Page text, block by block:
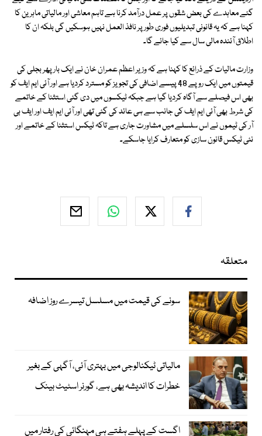
گئے معاہدے کی بعض شقوں پر عمل درآمد کرنا ہے تاہم معاشی اور مالیاتی ماہرین کا
کہنا ہے کہ یہ قانونی تبدیلیوں فوری طور پر نافذ العمل نہیں ہوسکیں گی بلکہ ان کا
اطلاق آئندہ مالی سال سے کیا جائے گا۔
وزارت مالیات کے ذرائع کا کہنا ہے کہ وزیر اعظم عمران خان نے ایک بار پھر بجلی کی
قیمتوں میں ایک روپے 48 پیسے اضافی کی تجویز کو مسترد کردیا ہے اور آئی ایم ایف کو
بھی اس فیصلے سے آگاہ کردیا گیا ہے جبکہ ٹیکسوں میں دی گئی استثنا کے خاتمے
کی شرط بھی آئی ایم ایف کی جانب سے ہی عائد کی گئی تھی اور آئی ایم ایف اور ایف بی
آر کی ٹیموں نے اس سلسلے میں مشاورت جاری ہے تاکہ ٹیکس استثنا کے خاتمے اور
نئی ٹیکس قانون سازی کو متعارف کرایا جاسکے۔
متعلقہ
سونے کی قیمت میں مسلسل تیسرے روز اضافہ
مالیاتی ٹیکنالوجی میں بہتری آئی، آگہی کے بغیر
خطرات کا اندیشہ بھی ہے، گورنر اسٹیٹ بینک
اگست کے پہلے ہفتے ہی مہنگائی کی رفتار میں